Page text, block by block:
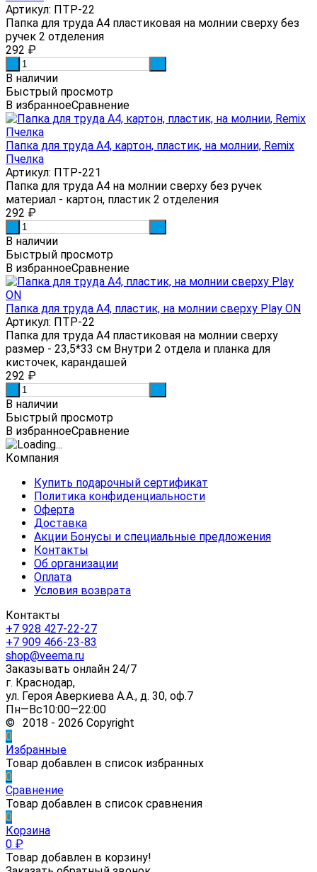
Артикул: ПТР-22
Папка для труда А4 пластиковая на молнии сверху без
ручек 2 отделения
292 ₽
В наличии
Быстрый просмотр
В избранноеСравнение
Папка для труда А4, картон, пластик, на молнии, Remix
Пчелка
Артикул: ПТР-221
Папка для труда А4 на молнии сверху без ручек
материал - картон, пластик 2 отделения
292 ₽
В наличии
Быстрый просмотр
В избранноеСравнение
Папка для труда А4, пластик, на молнии сверху Play ON
Артикул: ПТР-22
Папка для труда А4 пластиковая на молнии сверху
размер - 23,5*33 см Внутри 2 отдела и планка для
кисточек, карандашей
292 ₽
В наличии
Быстрый просмотр
В избранноеСравнение
Компания
Купить подарочный сертификат
Политика конфиденциальности
Оферта
Доставка
Акции Бонусы и специальные предложения
Контакты
Об организации
Оплата
Условия возврата
Контакты
+7 928 427-22-27
+7 909 466-23-83
shop@veema.ru
Заказывать онлайн 24/7
г. Краснодар,
ул. Героя Аверкиева А.А., д. 30, оф.7
Пн—Вс10:00—22:00
© 2018 - 2026 Copyright
0
Избранные
Товар добавлен в список избранных
0
Сравнение
Товар добавлен в список сравнения
0
Корзина
0 ₽
Товар добавлен в корзину!